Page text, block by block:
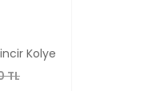
Kolye
TL